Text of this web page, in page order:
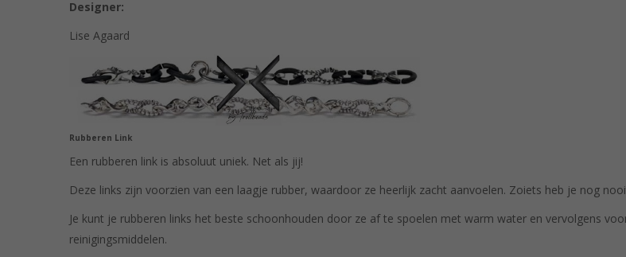
Designer:
Lise Agaard
Rubberen Link
Een rubberen link is absoluut uniek. Net als jij!
Deze links zijn voorzien van een laagje rubber, waardoor ze heerlijk zacht aanvoelen. Zoiets heb je nog
Je kunt je rubberen links het beste schoonhouden door ze af te spoelen met warm water en vervolgens
reinigingsmiddelen.